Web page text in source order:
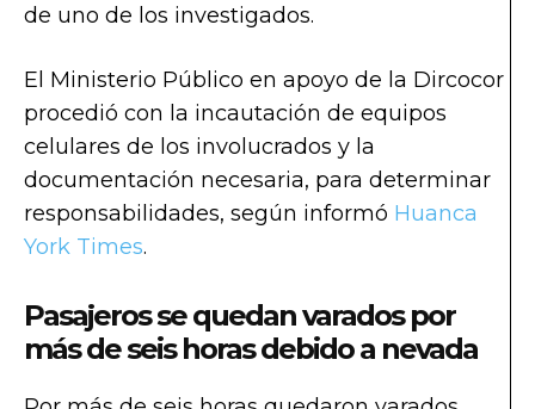
de uno de los investigados.
El Ministerio Público en apoyo de la Dircocor
procedió con la incautación de equipos
celulares de los involucrados y la
documentación necesaria, para determinar
responsabilidades, según informó Huanca
York Times.
Pasajeros se quedan varados por
más de seis horas debido a nevada